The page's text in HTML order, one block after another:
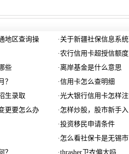
地区查询操 · 关于新疆社保信息系
·农行信用卡超授信额
些 · 离岸基金是什么意思
？ ·信用卡怎么查明细
生录取 ·光大银行信用卡怎样
更要怎么办 · 怎样炒股，股市新手
·投资移民申请条件
· 怎么看社保卡是无锡
？ ·thrasher卫衣偏大吗